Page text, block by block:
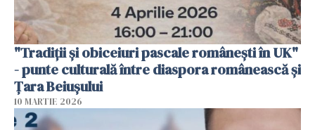
"Tradiții și obiceiuri pascale românești în UK"
- punte culturală între diaspora românească și
Țara Beiușului
10 MARTIE 2026